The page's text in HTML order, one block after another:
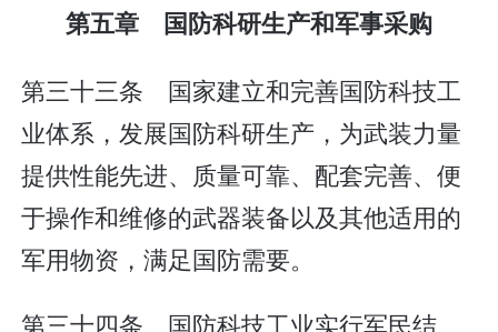
第五章 国防科研生产和军事采购
第三十三条 国家建立和完善国防科技工
业体系，发展国防科研生产，为武装力量
提供性能先进、质量可靠、配套完善、便
于操作和维修的武器装备以及其他适用的
军用物资，满足国防需要。
第三十四条 国防科技工业实行军民结